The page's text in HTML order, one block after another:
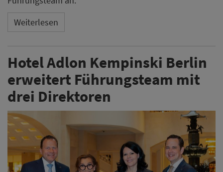
Das Hotel Adlon Kempinski Berlin hat drei
Führungspositionen neu besetzt. Sebastian Gassen,
Marie-Pierre Girardot und Vanessa Siemens verstärken
nach Angaben des Hotels das Managementteam.